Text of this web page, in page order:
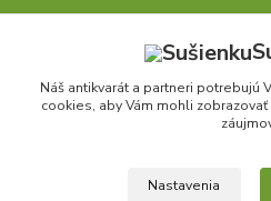
Upraviť zber
Náš antikvarát a partneri potrebujú
cookies, aby Vám mohli
Nastavenia